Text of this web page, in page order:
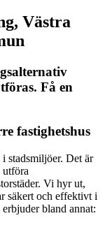
Västra
Få en
fastighetshus
stadsmiljöer. Det är
utföra
Vi hyr ut,
säkert och effektivt i
bland annat: